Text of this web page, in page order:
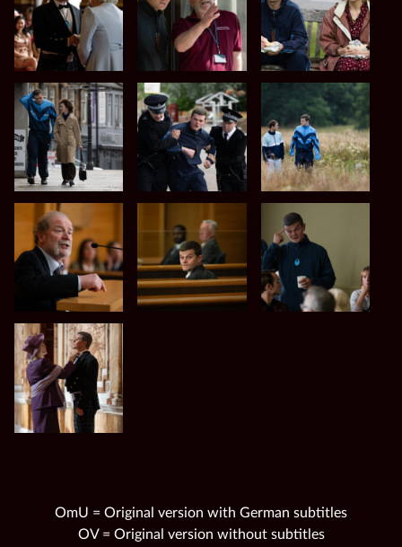
OmU = Original version with German subtitles
OV = Original version without subtitles